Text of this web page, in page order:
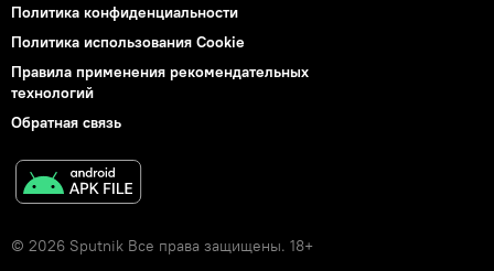
Политика конфиденциальности
Политика использования Cookie
Правила применения рекомендательных
технологий
Обратная связь
© 2026 Sputnik Все права защищены. 18+